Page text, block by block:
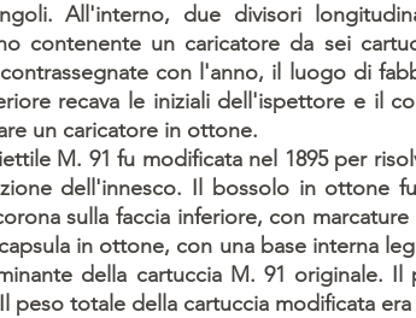
All'interno, due divisori
contenente un caricatore da sei
con l'anno, il luogo di
recava le iniziali dell'ispettore e il
un caricatore in ottone.
M. 91 fu modificata nel 1895 per
dell'innesco. Il bossolo in ottone
sulla faccia inferiore, con
in ottone, con una base interna
della cartuccia M. 91 originale.
peso totale della cartuccia modificata era